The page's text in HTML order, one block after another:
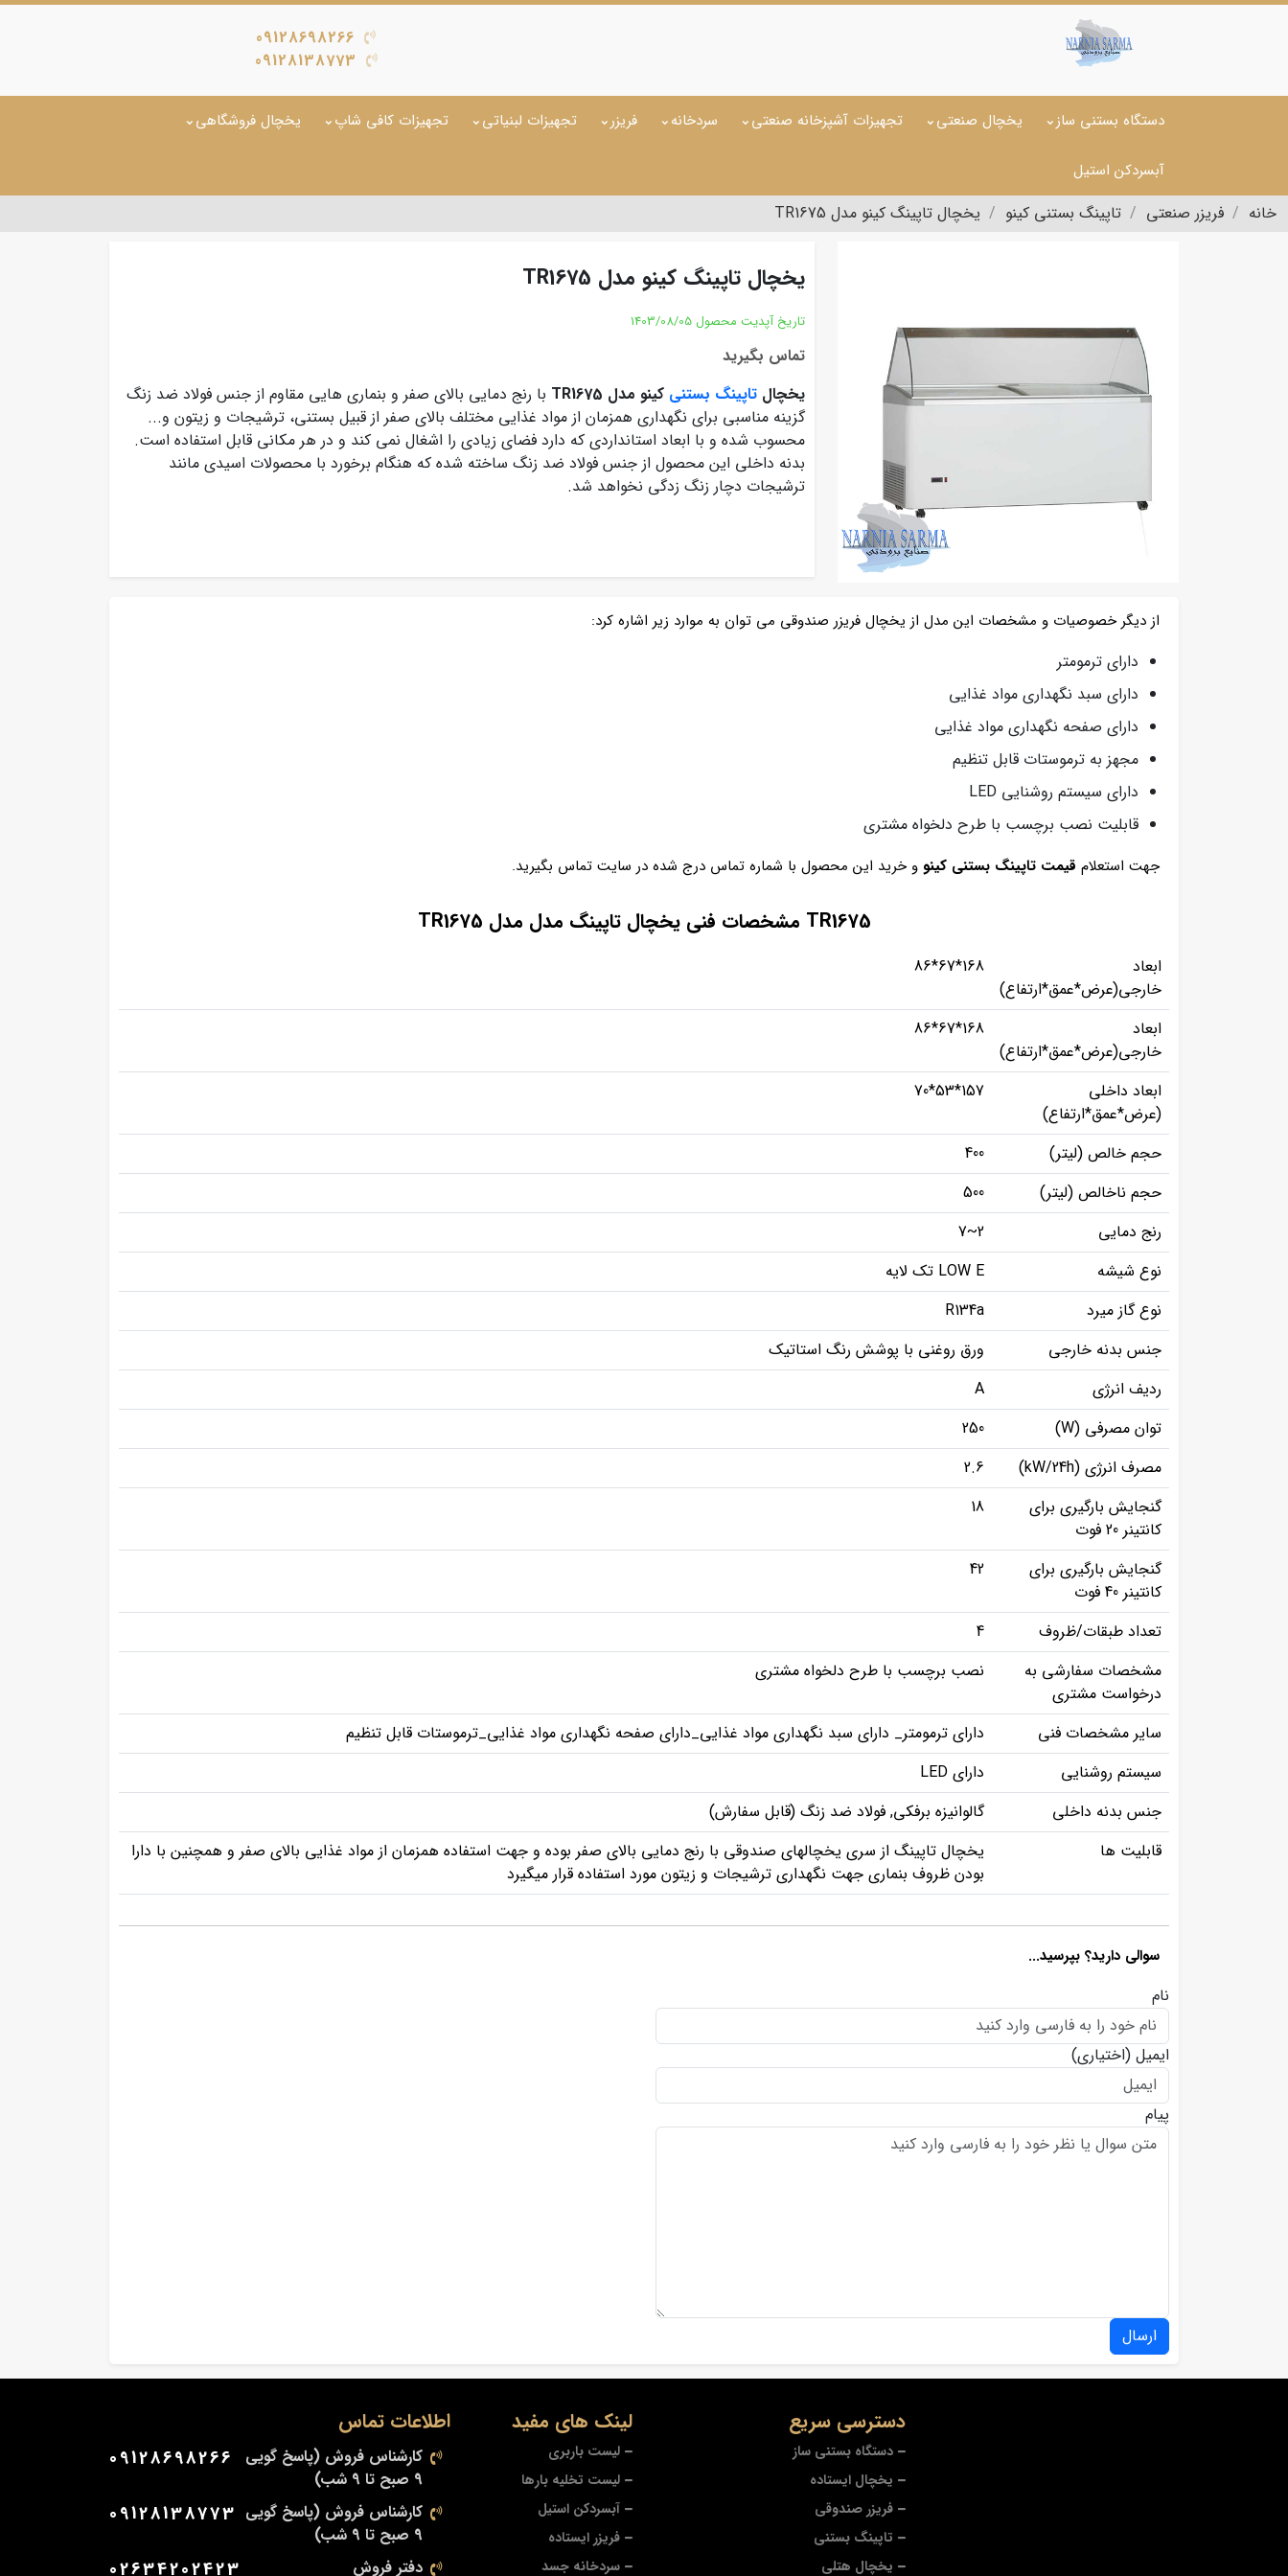
09128698266
09128138773
دستگاه بستنی ساز یخچال صنعتی تجهیزات آشپزخانه صنعتی سردخانه فریزر تجهیزات لبنیاتی تجهیزات کافی شاپ یخچال فروشگاهی
آبسردکن استیل
خانه فریزر صنعتی تاپینگ بستنی کینو یخچال تاپینگ کینو مدل TR1675
یخچال تاپینگ کینو مدل TR1675
تاریخ آپدیت محصول 1403/08/05
تماس بگیرید
یخچال تاپینگ بستنی کینو مدل TR1675
با رنج دمایی بالای صفر و بنماری هایی مقاوم از جنس فولاد ضد زنگ
گزینه مناسبی برای نگهداری همزمان از مواد غذایی مختلف بالای صفر از قبیل بستنی، ترشیجات و زیتون و...
محسوب شده و با ابعاد استانداردی که دارد فضای زیادی را اشغال نمی کند و در هر مکانی قابل استفاده است.
بدنه داخلی این محصول از جنس فولاد ضد زنگ ساخته شده که هنگام برخورد با محصولات اسیدی مانند
ترشیجات دچار زنگ زدگی نخواهد شد.
از دیگر خصوصیات و مشخصات این مدل از یخچال فریزر صندوقی می توان به موارد زیر اشاره کرد:
دارای ترمومتر
دارای سبد نگهداری مواد غذایی
دارای صفحه نگهداری مواد غذایی
مجهز به ترموستات قابل تنظیم
دارای سیستم روشنایی LED
قابلیت نصب برچسب با طرح دلخواه مشتری
جهت استعلام قیمت تاپینگ بستنی کینو و خرید این محصول با شماره تماس درج شده در سایت تماس بگیرید.
TR1675 مشخصات فنی یخچال تاپینگ مدل مدل TR1675
ابعاد
خارجی(عرض*عمق*ارتفاع)
168*67*86
ابعاد
خارجی(عرض*عمق*ارتفاع)
168*67*86
ابعاد داخلی
(عرض*عمق*ارتفاع)
157*53*70
حجم خالص (لیتر)
400
حجم ناخالص (لیتر)
500
رنج دمایی
2~7
نوع شیشه
LOW E تک لایه
نوع گاز میرد
R134a
جنس بدنه خارجی
ورق روغنی با پوشش رنگ استاتیک
ردیف انرژی
A
توان مصرفی (W)
250
مصرف انرژی (kW/24h)
2.6
گنجایش بارگیری برای
کانتینر 20 فوت
18
گنجایش بارگیری برای
کانتینر 40 فوت
42
تعداد طبقات/ظروف
4
مشخصات سفارشی به
درخواست مشتری
نصب برچسب با طرح دلخواه مشتری
سایر مشخصات فنی
دارای ترمومتر_ دارای سبد نگهداری مواد غذایی_دارای صفحه نگهداری مواد غذایی_ترموستات قابل تنظیم
سیستم روشنایی
دارای LED
جنس بدنه داخلی
گالوانیزه برفکی, فولاد ضد زنگ (قابل سفارش)
قابلیت ها
یخچال تاپینگ از سری یخچالهای صندوقی با رنج دمایی بالای صفر بوده و جهت استفاده همزمان از مواد غذایی بالای صفر و همچنین با دارا
بودن ظروف بنماری جهت نگهداری ترشیجات و زیتون مورد استفاده قرار میگیرد
سوالی دارید؟ بپرسید...
نام
ایمیل (اختیاری)
پیام
ارسال
دسترسی سریع
دستگاه بستنی ساز
یخچال ایستاده
فریزر صندوقی
تاپینگ بستنی
یخچال هتلی
لینک های مفید
لیست باربری
لیست تخلیه بارها
آبسردکن استیل
فریزر ایستاده
سردخانه جسد
اطلاعات تماس
کارشناس فروش (پاسخ گویی
9 صبح تا 9 شب)
09128698266
کارشناس فروش (پاسخ گویی
9 صبح تا 9 شب)
09128138773
دفتر فروش 02634202423